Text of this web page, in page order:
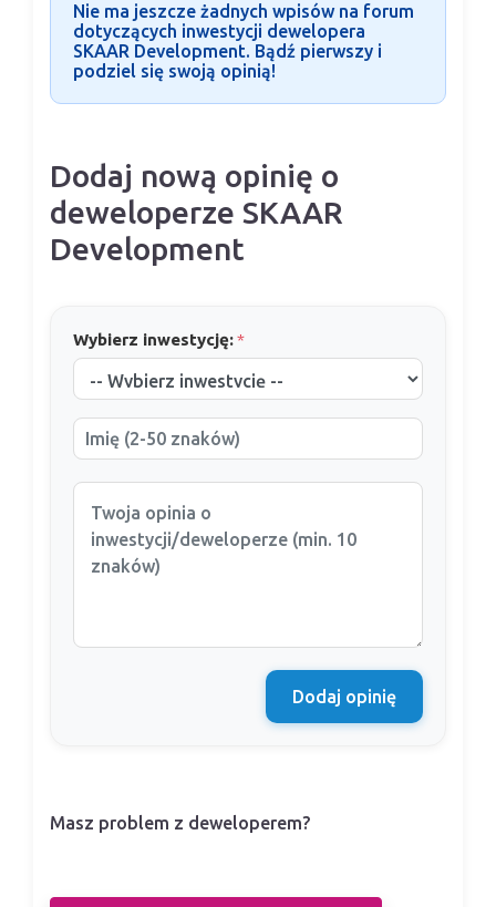
Nie ma jeszcze żadnych wpisów na forum
dotyczących inwestycji dewelopera
SKAAR Development. Bądź pierwszy i
podziel się swoją opinią!
Dodaj nową opinię o
deweloperze SKAAR
Development
Wybierz inwestycję:*
Dodaj opinię
Masz problem z deweloperem?